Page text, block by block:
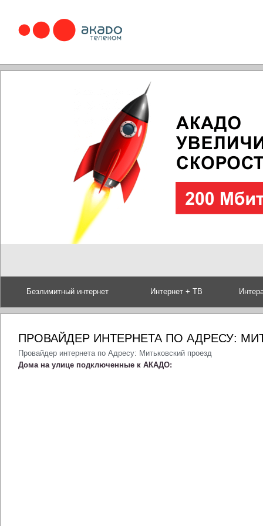
Безлимитный интернет Интернет + ТВ
ПРОВАЙДЕР ИНТЕРНЕТА ПО АДРЕСУ:
Провайдер интернета по Адресу: Митьковский проезд
Дома на улице подключенные к АКАДО: